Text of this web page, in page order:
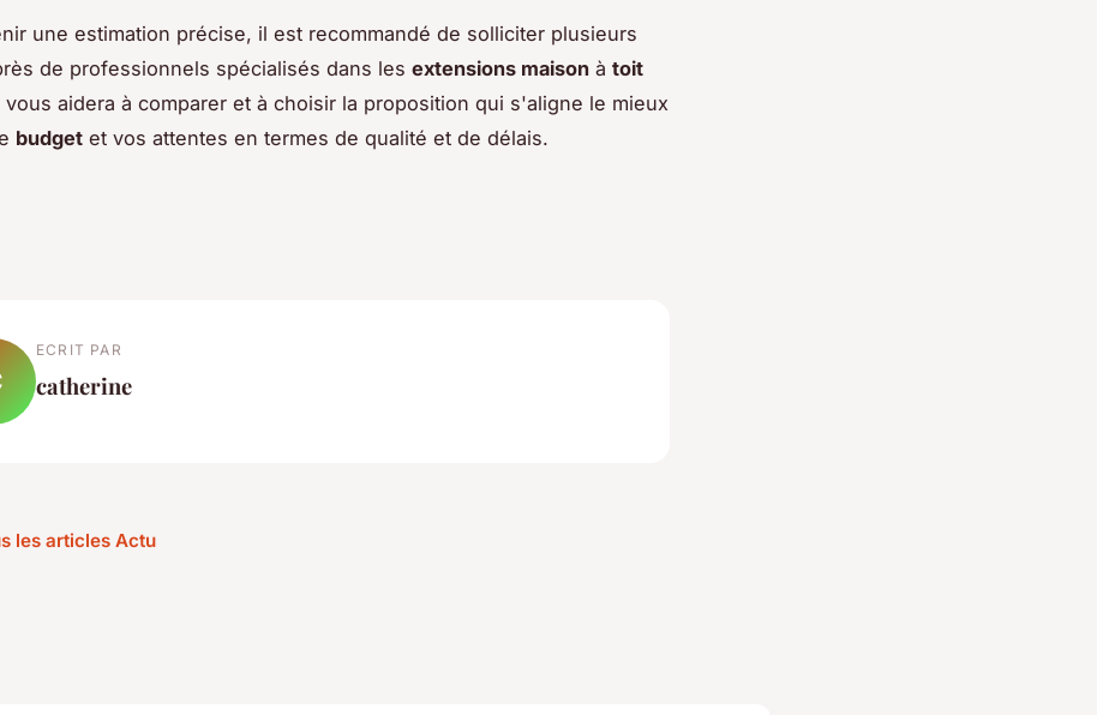
une estimation précise, il est recommandé de solliciter plusieurs
de professionnels spécialisés dans les extensions maison à toit
vous aidera à comparer et à choisir la proposition qui s'aligne le mieux
budget et vos attentes en termes de qualité et de délais.
ECRIT PAR
catherine
les articles Actu